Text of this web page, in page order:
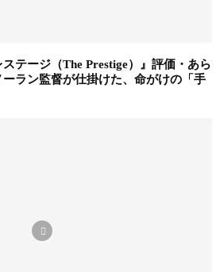
ステージ（The Prestige）』評価・あら
ラン監督が仕掛けた、命がけの「手